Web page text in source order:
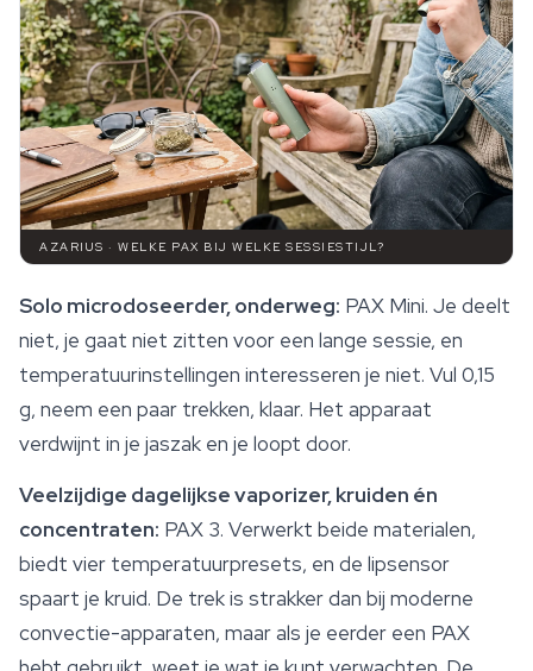
AZARIUS · WELKE PAX BIJ WELKE SESSIESTIJL?
Solo microdoseerder, onderweg: PAX Mini. Je deelt
niet, je gaat niet zitten voor een lange sessie, en
temperatuurinstellingen interesseren je niet. Vul 0,15
g, neem een paar trekken, klaar. Het apparaat
verdwijnt in je jaszak en je loopt door.
Veelzijdige dagelijkse vaporizer, kruiden én
concentraten: PAX 3. Verwerkt beide materialen,
biedt vier temperatuurpresets, en de lipsensor
spaart je kruid. De trek is strakker dan bij moderne
convectie-apparaten, maar als je eerder een PAX